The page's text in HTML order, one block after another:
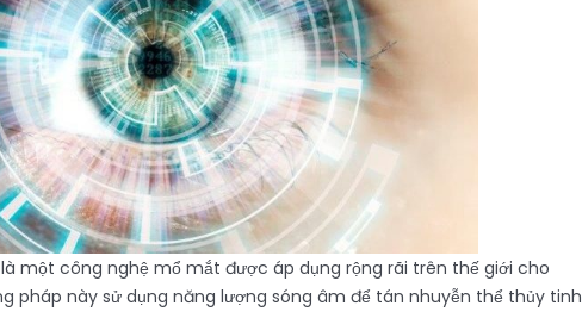
một công nghệ mổ mắt được áp dụng rộng rãi trên thế giới cho
pháp này sử dụng năng lượng sóng âm để tán nhuyễn thể thủy tinh